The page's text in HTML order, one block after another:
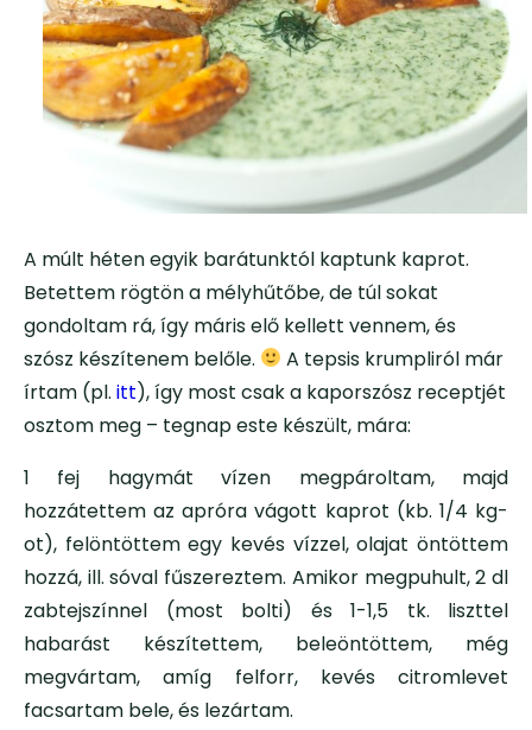
A múlt héten egyik barátunktól kaptunk kaprot.
Betettem rögtön a mélyhűtőbe, de túl sokat
gondoltam rá, így máris elő kellett vennem, és
szósz készítenem belőle.
A tepsis krumpliról már
írtam (pl. itt), így most csak a kaporszósz receptjét
osztom meg – tegnap este készült, mára:
1 fej hagymát vízen megpároltam, majd
hozzátettem az apróra vágott kaprot (kb. 1/4 kg-
ot), felöntöttem egy kevés vízzel, olajat öntöttem
hozzá, ill. sóval fűszereztem. Amikor megpuhult, 2 dl
zabtejszínnel (most bolti) és 1-1,5 tk. liszttel
habarást készítettem, beleöntöttem, még
megvártam, amíg felforr, kevés citromlevet
facsartam bele, és lezártam.